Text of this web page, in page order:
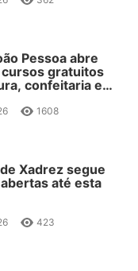
Pessoa abre
gratuitos
confeitaria e
1608
Xadrez segue
até esta
423